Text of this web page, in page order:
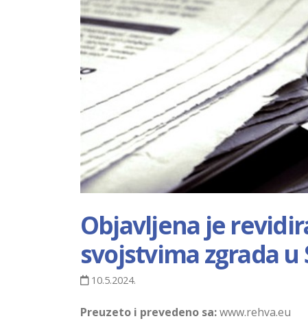
Objavljena je
svojstvima zgrada u
10.5.2024.
Preuzeto i prevedeno sa:www.rehva.eu